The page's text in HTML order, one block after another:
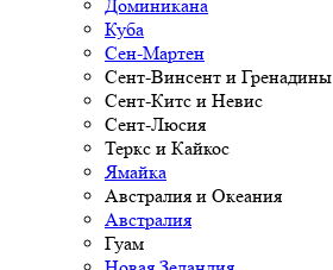
Доминикана
Куба
Сен-Мартен
Сент-Винсент и Гренадины
Сент-Китс и Невис
Сент-Люсия
Теркс и Кайкос
Ямайка
Австралия и Океания
Австралия
Гуам